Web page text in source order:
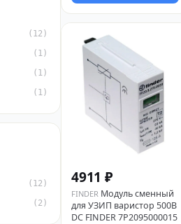
(12)
(1)
(1)
(1)
(12)
(2)
4911 ₽
FINDER Модуль сменный
для УЗИП варистор 500В
DC FINDER 7P2095000015